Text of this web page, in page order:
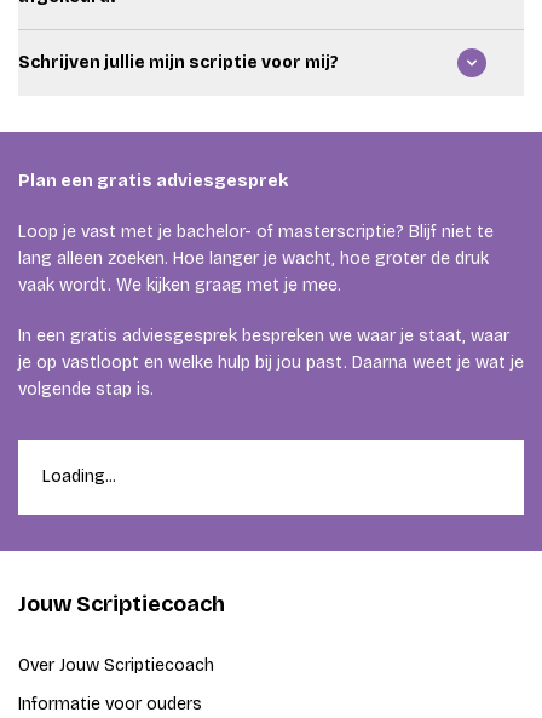
en rode draad. We schrijven je tekst niet voor je, maar
helpen je om sterker en duidelijker te schrijven.
Daarna maken we een duidelijk herstelplan. Zo weet je
Schrijven jullie mijn scriptie voor mij?
verantwoordelijk voor je werk. Wij helpen je met uitleg,
coaching.
Plan een gratis adviesgesprek
Loop je vast met je bachelor- of masterscriptie? Blijf niet te
lang alleen zoeken. Hoe langer je wacht, hoe groter de druk
vaak wordt. We kijken graag met je mee.
In een gratis adviesgesprek bespreken we waar je staat, waar
je op vastloopt en welke hulp bij jou past. Daarna weet je wat je
volgende stap is.
Loading...
Jouw Scriptiecoach
Over Jouw Scriptiecoach
Informatie voor ouders